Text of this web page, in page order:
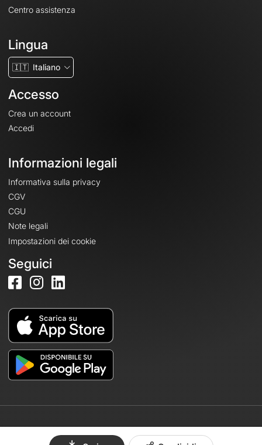
Centro assistenza
Lingua
🇮🇹 Italiano
Accesso
Crea un account
Accedi
Informazioni legali
Informativa sulla privacy
CGV
CGU
Note legali
Impostazioni dei cookie
Seguici